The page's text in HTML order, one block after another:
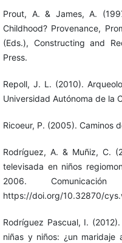
Prout, A. & James, A.
Childhood? Provenance,
(Eds.), Constructing and
Press.
Repoll, J. L. (2010).
Universidad Autónoma de la
Ricoeur, P. (2005). Caminos
Rodríguez, A. & Muñiz, C.
televisada en niños
2006.
https://doi.org/10.32870/
Rodríguez Pascual, I.
niñas y niños: ¿un maridaje